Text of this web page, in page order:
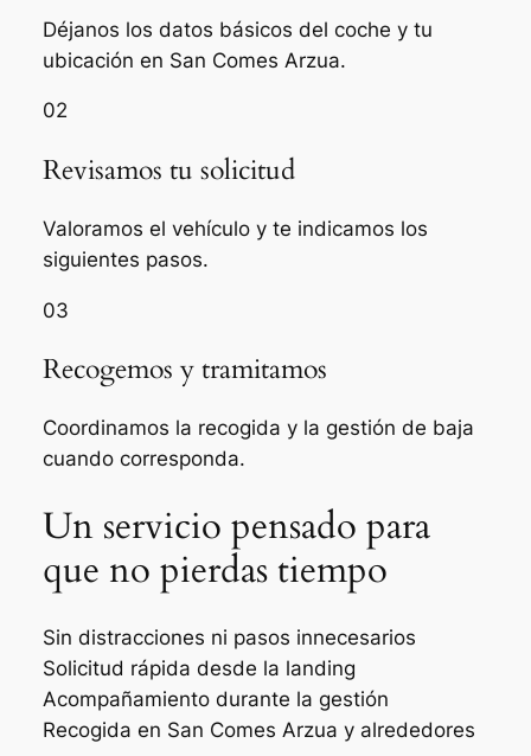
Déjanos los datos básicos del coche y tu
ubicación en San Comes Arzua.
02
Revisamos tu solicitud
Valoramos el vehículo y te indicamos los
siguientes pasos.
03
Recogemos y tramitamos
Coordinamos la recogida y la gestión de baja
cuando corresponda.
Un servicio pensado para
que no pierdas tiempo
Sin distracciones ni pasos innecesarios
Solicitud rápida desde la landing
Acompañamiento durante la gestión
Recogida en San Comes Arzua y alrededores